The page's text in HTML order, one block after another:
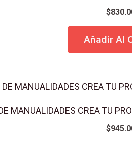
$
Añadir Al
MANUALIDADES CREA TU
$